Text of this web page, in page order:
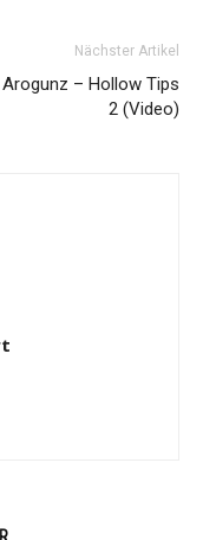
Nächster Artikel
– Hollow Tips
2 (Video)